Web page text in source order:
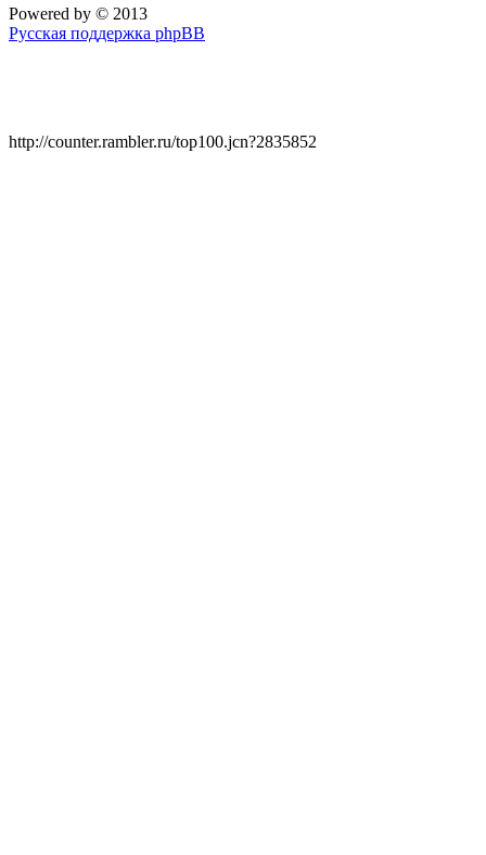
Powered by © 2013
Русская поддержка phpBB
http://counter.rambler.ru/top100.jcn?2835852